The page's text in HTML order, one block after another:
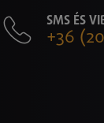
SMS ÉS
+36